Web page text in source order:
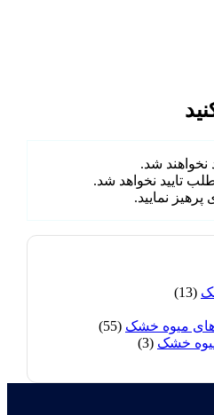
نخواهند شد.
تایید نخواهد شد.
پرهیز نمایید.
(13)
میوه خشک (55)
خشک (3)